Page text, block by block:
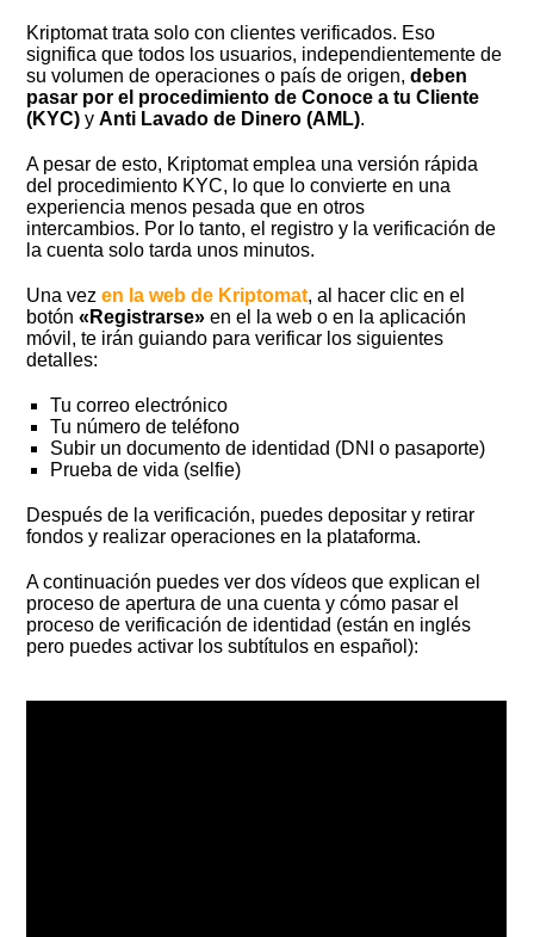
Kriptomat trata solo con clientes verificados. Eso
significa que todos los usuarios, independientemente de
su volumen de operaciones o país de origen,deben
pasar por el procedimiento de Conoce a tu Cliente
(KYC) yAnti Lavado de Dinero (AML).
A pesar de esto, Kriptomat emplea una versión rápida
del procedimiento KYC, lo que lo convierte en una
experiencia menos pesada que en otros
intercambios. Por lo tanto, el registro y la verificación de
la cuenta solo tarda unos minutos.
Una vezen la web de Kriptomat, al hacer clic en el
botón«Registrarse» en el la web o en la aplicación
móvil, te irán guiando para verificar los siguientes
detalles:
Tu correo electrónico
Tu número de teléfono
Subir un documento de identidad (DNI o pasaporte)
Prueba de vida (selfie)
Después de la verificación, puedes depositar y retirar
fondos y realizar operaciones en la plataforma.
A continuación puedes ver dos vídeos que explican el
proceso de apertura de una cuenta y cómo pasar el
proceso de verificación de identidad (están en inglés
pero puedes activar los subtítulos en español):